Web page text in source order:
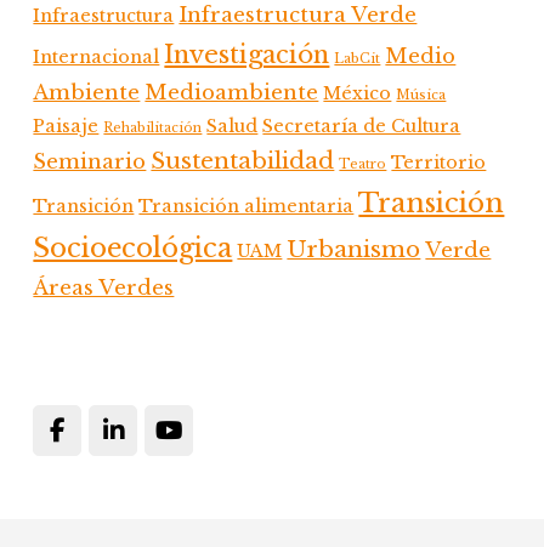
Infraestructura Infraestructura Verde
Internacional Investigación LabCit Medio
Ambiente Medioambiente México Música
Paisaje Rehabilitación Salud Secretaría de Cultura
Seminario Sustentabilidad Teatro Territorio
Transición Transición alimentaria Transición
Socioecológica UAM Urbanismo Verde
Áreas Verdes